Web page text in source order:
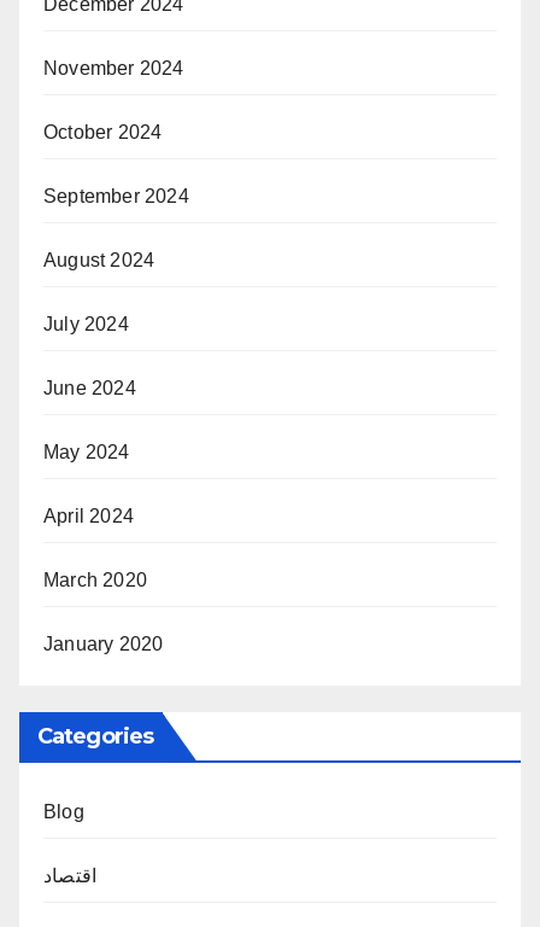
December 2024
November 2024
October 2024
September 2024
August 2024
July 2024
June 2024
May 2024
April 2024
March 2020
January 2020
Categories
Blog
اقتصاد